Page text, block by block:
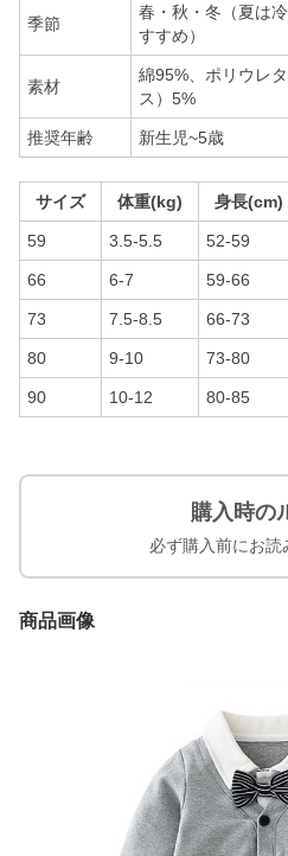
季節
春・秋・冬（夏は
すすめ）
素材
綿95%、ポリウレ
ス）5%
推奨年齢 新生児~5歳
サイズ 体重(kg) 身長(cm)
59 3.5-5.5 52-59
66 6-7 59-66
73 7.5-8.5 66-73
80 9-10 73-80
90 10-12 80-85
購入時の
必ず購入前にお読
商品画像